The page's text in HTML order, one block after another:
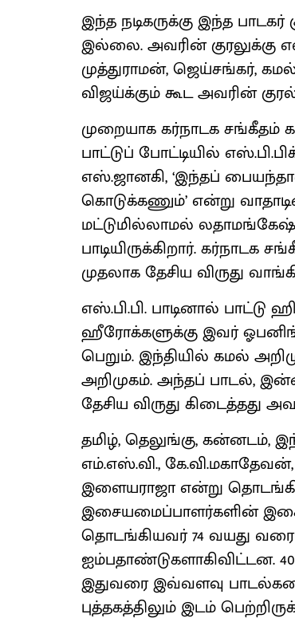
இந்த நடிகருக்கு இந்த
இல்லை. அவரின் குரலுக்கு
முத்துராமன், ஜெய்சங்கர்,
விஜய்க்கும் கூட அவரின்
முறையாக கர்நாடக சங்கீதம்
பாட்டுப் போட்டியில்
எஸ்.ஜானகி, ‘இந்தப்
கொடுக்கணும்’ என்று
மட்டுமில்லாமல்
பாடியிருக்கிறார்.
முதலாக தேசிய விருது
எஸ்.பி.பி. பாடினால் பாட்டு
ஹீரோக்களுக்கு இவர்
பெறும். இந்தியில் கமல்
அறிமுகம். அந்தப் பாடல்,
தேசிய விருது கிடைத்தது
தமிழ், தெலுங்கு, கன்னடம்,
எம்.எஸ்.வி.,
இளையராஜா என்று
இசையமைப்பாளர்களின்
தொடங்கியவர் 74 வயது
ஐம்பதாண்டுகளாகிவிட்டன.
இதுவரை இவ்வளவு
புத்தகத்திலும் இடம்